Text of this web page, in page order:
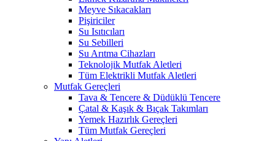
Meyve Sıkacakları
Pişiriciler
Su Isıtıcıları
Su Sebilleri
Su Arıtma Cihazları
Teknolojik Mutfak Aletleri
Tüm Elektrikli Mutfak Aletleri
Mutfak Gereçleri
Tava & Tencere & Düdüklü Tencere
Çatal & Kaşık & Bıçak Takımları
Yemek Hazırlık Gereçleri
Tüm Mutfak Gereçleri